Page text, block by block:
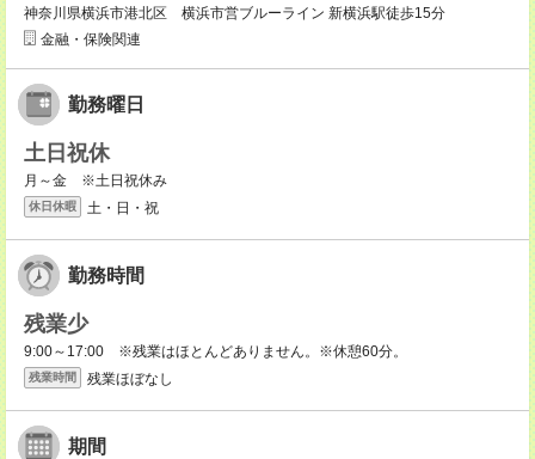
神奈川県横浜市港北区 横浜市営ブルーライン 新横浜駅徒歩15分
金融・保険関連
勤務曜日
土日祝休
月～金 ※土日祝休み
休日休暇 土・日・祝
勤務時間
残業少
9:00～17:00 ※残業はほとんどありません。※休憩60分。
残業時間 残業ほぼなし
期間